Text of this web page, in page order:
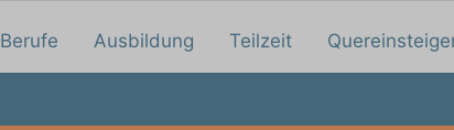
Berufe Ausbildung Teilzeit